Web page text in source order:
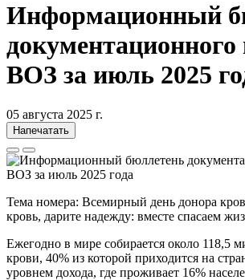
Информационный
документационного
ВОЗ за июль 2025
05 августа 2025 г.
Напечатать
Тема номера: Всемирный день донора
кровь, дарите надежду: вместе спасаем
Ежегодно в мире собирается около 118,5
крови, 40% из которой приходится на
уровнем дохода, где проживает 16%